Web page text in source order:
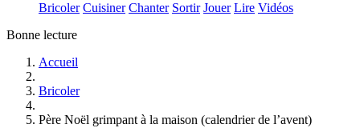
Bricoler Cuisiner Chanter Sortir Jouer Lire Vidéos
Bonne lecture
Accueil
Bricoler
Père Noël grimpant à la maison (calendrier de l’avent)